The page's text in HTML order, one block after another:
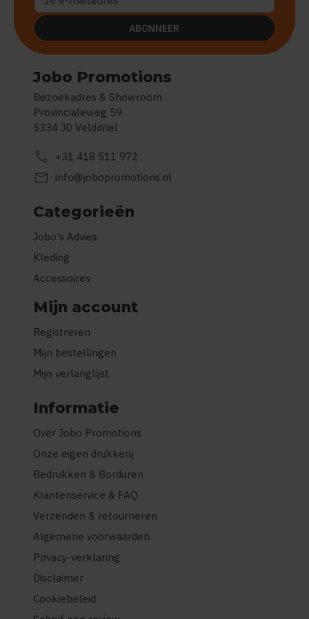
Jobo Promotions
Bezoekadres & Showroom
Provincialeweg 59
5334 JD Velddriel
call +31 418 511 972
mail info@jobopromotions.nl
Categorieën
Jobo's Advies
Kleding
Accessoires
Mijn account
Registreren
Mijn bestellingen
Mijn verlanglijst
Informatie
Over Jobo Promotions
Onze eigen drukkerij
Bedrukken & Borduren
Klantenservice & FAQ
Verzenden & retourneren
Algemene voorwaarden
Privacy-verklaring
Disclaimer
Cookiebeleid
ABONNEER